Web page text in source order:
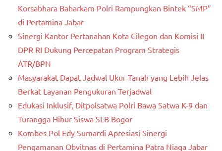
Korsabhara Baharkam Polri Rampungkan Bintek “SMP”
di Pertamina Jabar
Sinergi Kantor Pertanahan Kota Cilegon dan Komisi II
DPR RI Dukung Percepatan Program Strategis
ATR/BPN
Masyarakat Dapat Jadwal Ukur Tanah yang Lebih Jelas
Berkat Layanan Pengukuran Terjadwal
Edukasi Inklusif, Ditpolsatwa Polri Bawa Satwa K-9 dan
Turangga Hibur Siswa SLB Bogor
Kombes Pol Edy Sumardi Apresiasi Sinergi
Pengamanan Obvitnas di Pertamina Patra Niaga Jabar